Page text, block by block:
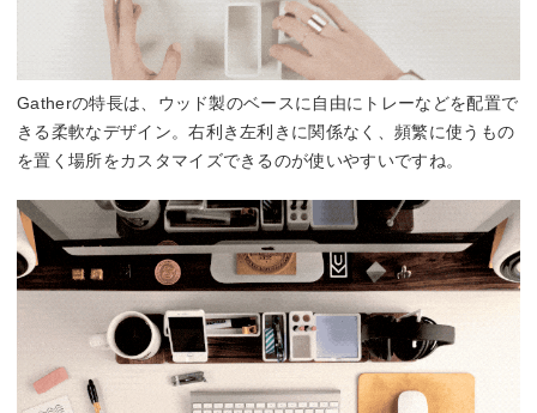
Gatherの特長は、ウッド製のベースに自由にトレーなどを配置で
きる柔軟なデザイン。右利き左利きに関係なく、頻繁に使うもの
を置く場所をカスタマイズできるのが使いやすいですね。